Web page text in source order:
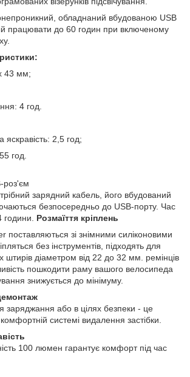
обладнаний вбудованою USB
працювати до 60 годин при включеному
43 мм;
4 год.
2,5 год;
год.
роз'єм
зарядний кабель, його вбудований
безпосередньо до USB-порту. Час
години. Розмаїття кріплень
поставляються зі знімними силіконовими
без інструментів, підходять для
штирів діаметром від 22 до 32 мм. ремінців
пошкодити раму вашого велосипеда
знижується до мінімуму.
заряджання або в цілях безпеки - це
системі видалення застібки.
100 люмен гарантує комфорт під час